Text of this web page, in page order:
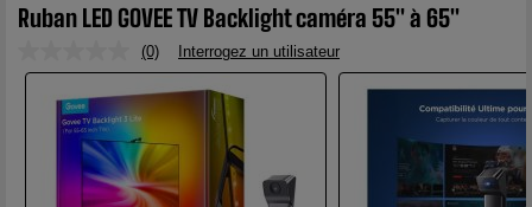
Ruban LED GOVEE TV Backlight caméra 55" à 65"
Aucune
valeur
de
notation.
sur
la
même
(0) Interrogez un utilisateur